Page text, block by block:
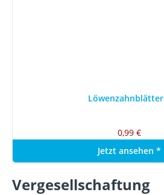
Löwenzahnblätter
0,99 €
Jetzt ansehen *
Vergesellschaftung